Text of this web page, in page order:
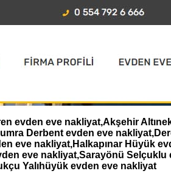
evden eve nakliyat,Akşehir
Derbent evden eve
eve nakliyat,Halkapınar Hüyük
eve nakliyat,Sarayönü
Yalıhüyük evden eve nakliyat